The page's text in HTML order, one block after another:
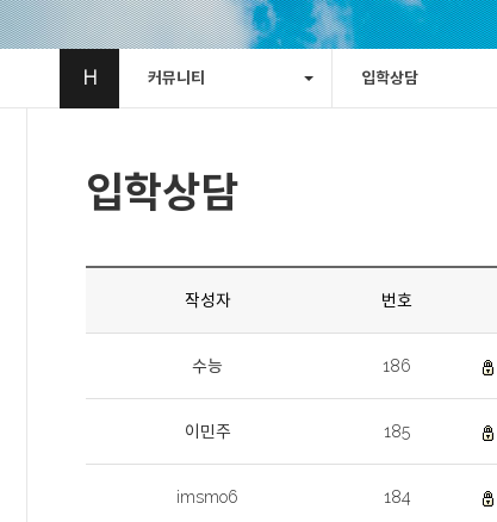
H 커뮤니티 입학상담
입학상담
작성자 번호
수능 186
이민주 185
imsmo6 184